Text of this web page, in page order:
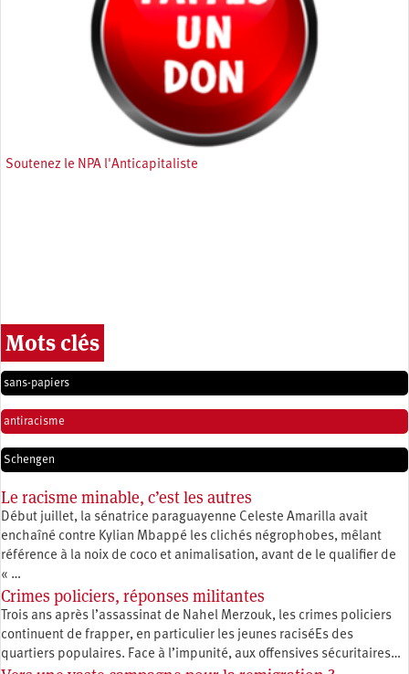
Soutenez le NPA l'Anticapitaliste
Mots clés
sans-papiers
antiracisme
Schengen
Le racisme minable, c’est les autres
Début juillet, la sénatrice paraguayenne Celeste Amarilla avait
enchaîné contre Kylian Mbappé les clichés négrophobes, mêlant
référence à la noix de coco et animalisation, avant de le qualifier de
« …
Crimes policiers, réponses militantes
Trois ans après l’assassinat de Nahel Merzouk, les crimes policiers
continuent de frapper, en particulier les jeunes raciséEs des
quartiers populaires. Face à l’impunité, aux offensives sécuritaires…